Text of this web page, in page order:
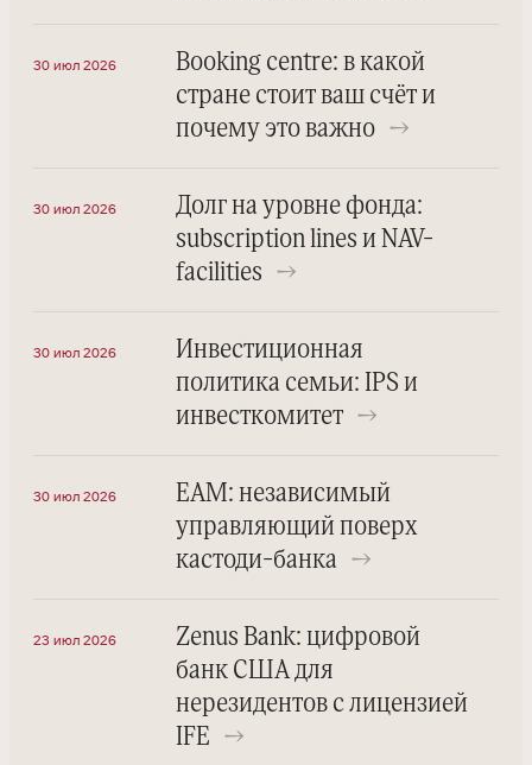
30 июл 2026
Booking centre: в какой
стране стоит ваш счёт и
почему это важно →
30 июл 2026
Долг на уровне фонда:
subscription lines и NAV-
facilities
→
30 июл 2026
Инвестиционная
политика семьи: IPS и
инвесткомитет →
30 июл 2026
EAM: независимый
управляющий поверх
кастоди-банка
→
23 июл 2026
Zenus Bank: цифровой
банк США для
нерезидентов с лицензией
IFE
→